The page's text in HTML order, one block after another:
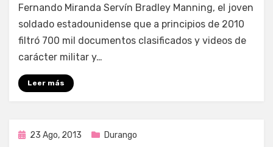
Enrique
Fernando Miranda Servín Bradley Manning, el joven
soldado estadounidense que a principios de 2010
filtró 700 mil documentos clasificados y videos de
carácter militar y…
Leer más
Publicada
23 Ago, 2013 Durango